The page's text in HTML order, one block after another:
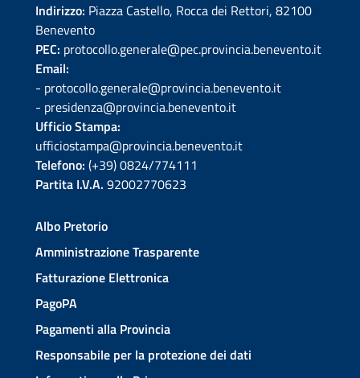
Indirizzo: Piazza Castello, Rocca dei Rettori, 82100
Benevento
PEC: protocollo.generale@pec.provincia.benevento.it
Email:
- protocollo.generale@provincia.benevento.it
- presidenza@provincia.benevento.it
Ufficio Stampa:
ufficiostampa@provincia.benevento.it
Telefono: (+39) 0824/774111
Partita I.V.A. 92002770623
Albo Pretorio
Amministrazione Trasparente
Fatturazione Elettronica
PagoPA
Pagamenti alla Provincia
Responsabile per la protezione dei dati